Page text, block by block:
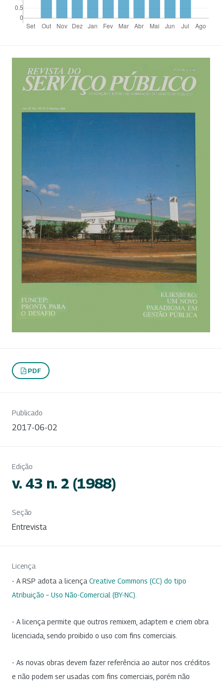
PDF
Publicado
2017-06-02
Edição
v. 43 n. 2 (1988)
Seção
Entrevista
Licença
- A RSP adota a licença Creative Commons (CC) do tipo
Atribuição – Uso Não-Comercial (BY-NC)
- A licença permite que outros remixem, adaptem e criem obra
licenciada, sendo proibido o uso com fins comerciais.
- As novas obras devem fazer referência ao autor nos créditos
e não podem ser usadas com fins comerciais, porém não